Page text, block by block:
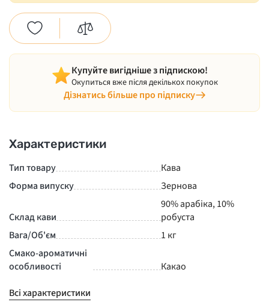
Купуйте вигідніше з підпискою!
Окупиться вже після декількох покупок
Дізнатись більше про підписку
Характеристики
Тип товару
Кава
Форма випуску
Зернова
Склад кави
90% арабіка, 10%
робуста
Вага/Об'єм
1 кг
Смако-ароматичні
особливості
Какао
Всі характеристики